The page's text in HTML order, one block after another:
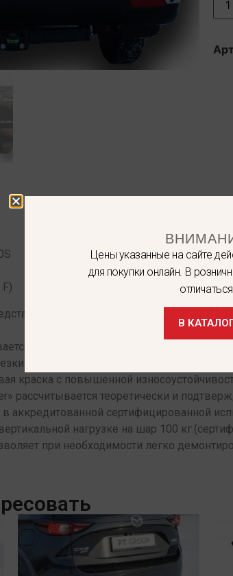
собой разборный вариант, что
на штатные места автомобиля,
бампера не требуется . Фаркоп
краска с повышенной
рассчитывается теоретически и
аккредитованной сертифицированной
нагрузке на шар 100
при необходимости легко
Цены указанные на сайте
для покупки онлайн. В
отличаться
В